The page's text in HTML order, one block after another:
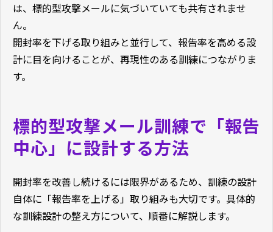
は、標的型攻撃メールに気づいていても共有されませ
ん。
開封率を下げる取り組みと並行して、報告率を高める設
計に目を向けることが、再現性のある訓練につながりま
す。
標的型攻撃メール訓練で「報告
中心」に設計する方法
開封率を改善し続けるには限界があるため、訓練の設計
自体に「報告率を上げる」取り組みも大切です。具体的
な訓練設計の整え方について、順番に解説します。